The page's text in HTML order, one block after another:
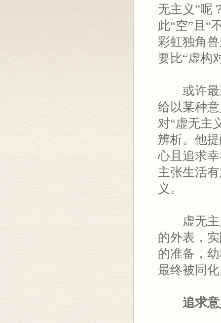
无主义”呢
此“空”且“
彩虹独角
要比“虚构
或许最新
给以某种
对“虚无主
辨析。他
心且追求
主张生活
义。
虚无主义
的外表，
的准备，
最终被同
追求意